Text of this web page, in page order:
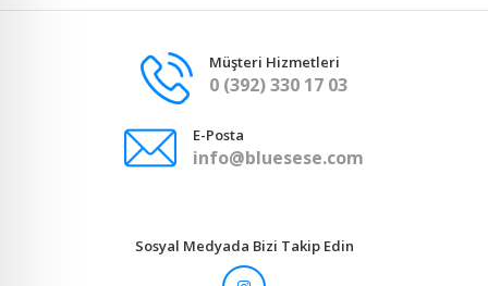
Müşteri Hizmetleri
0 (392) 330 17 03
E-Posta
info@bluesese.com
Sosyal Medyada Bizi Takip Edin